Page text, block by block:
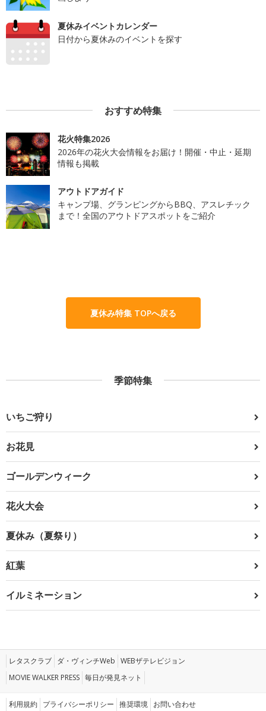
夏休みイベントカレンダー
日付から夏休みのイベントを探す
おすすめ特集
花火特集2026
2026年の花火大会情報をお届け！開催・中止・延期
情報も掲載
アウトドアガイド
キャンプ場、グランピングからBBQ、アスレチック
まで！全国のアウトドアスポットをご紹介
夏休み特集 TOPへ戻る
季節特集
いちご狩り
お花見
ゴールデンウィーク
花火大会
夏休み（夏祭り）
紅葉
イルミネーション
レタスクラブ ダ・ヴィンチWeb WEBザテレビジョン
MOVIE WALKER PRESS 毎日が発見ネット
利用規約 プライバシーポリシー 推奨環境 お問い合わせ